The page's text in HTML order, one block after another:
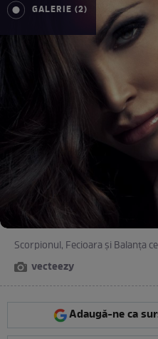
GALERIE (2)
Scorpionul, Fecioara și Balanța
vecteezy
Adaugă-ne ca